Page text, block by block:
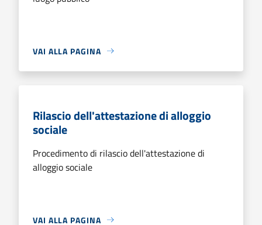
VAI ALLA PAGINA
Rilascio dell'attestazione di alloggio
sociale
Procedimento di rilascio dell'attestazione di
alloggio sociale
VAI ALLA PAGINA